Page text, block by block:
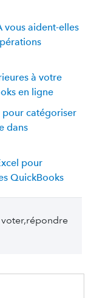
vous aident-elles
à votre
en ligne
pour catégoriser
dans
pour
QuickBooks